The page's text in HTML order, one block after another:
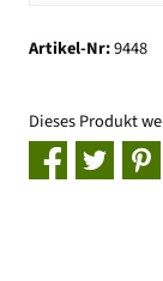
Artikel-Nr:9448
Dieses Produkt